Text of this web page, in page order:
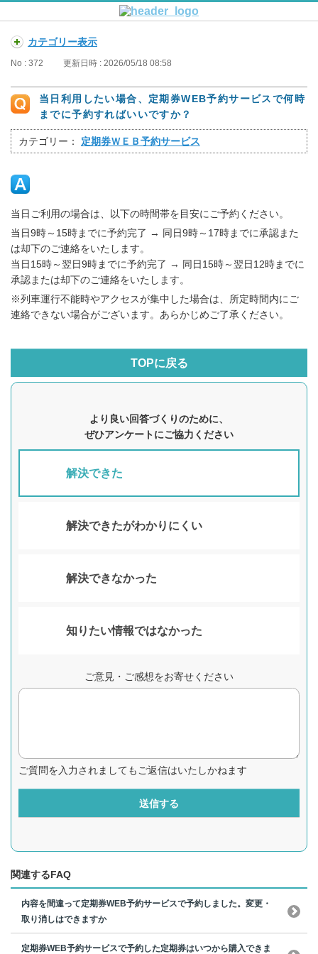
カテゴリー表示
No : 372 更新日時 : 2026/05/18 08:58
当日利用したい場合、定期券WEB予約サービスで何時
までに予約すればいいですか？
カテゴリー： 定期券ＷＥＢ予約サービス
当日ご利用の場合は、以下の時間帯を目安にご予約ください。
当日9時～15時までに予約完了 → 同日9時～17時までに承認また
は却下のご連絡をいたします。
当日15時～翌日9時までに予約完了 → 同日15時～翌日12時までに
承認または却下のご連絡をいたします。
※列車運行不能時やアクセスが集中した場合は、所定時間内にご
連絡できない場合がございます。あらかじめご了承ください。
TOPに戻る
より良い回答づくりのために、
ぜひアンケートにご協力ください
解決できた
解決できたがわかりにくい
解決できなかった
知りたい情報ではなかった
ご意見・ご感想をお寄せください
ご質問を入力されましてもご返信はいたしかねます
送信する
関連するFAQ
内容を間違って定期券WEB予約サービスで予約しました。変更・
取り消しはできますか
定期券WEB予約サービスで予約した定期券はいつから購入できま